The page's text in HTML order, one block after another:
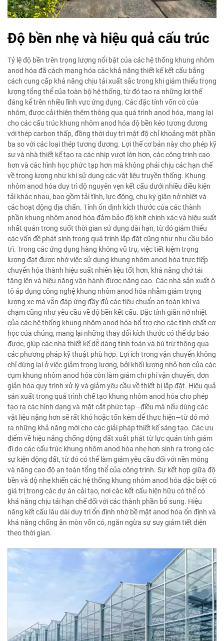
Độ bền nhẹ và hiệu quả cấu trúc
Tỷ lệ độ bền trên trọng lượng nổi bật của các hệ thống khung nhôm
anod hóa đã cách mạng hóa các khả năng thiết kế kết cấu bằng
cách cung cấp khả năng chịu tải xuất sắc trong khi giảm thiểu trọng
lượng tổng thể của toàn bộ hệ thống, từ đó tạo ra những lợi thế
đáng kể trên nhiều lĩnh vực ứng dụng. Các đặc tính vốn có của
nhôm, được cải thiện thêm thông qua quá trình anod hóa, mang lại
cho các cấu trúc khung nhôm anod hóa độ bền kéo tương đương
với thép carbon thấp, đồng thời duy trì mật độ chỉ khoảng một phần
ba so với các loại thép tương đương. Lợi thế cơ bản này cho phép kỹ
sư và nhà thiết kế tạo ra các nhịp vượt lớn hơn, các công trình cao
hơn và các hình học phức tạp hơn mà không phải chịu các hạn chế
về trọng lượng như khi sử dụng các vật liệu truyền thống. Khung
nhôm anod hóa duy trì độ nguyên vẹn kết cấu dưới nhiều điều kiện
tải khác nhau, bao gồm tải tĩnh, lực động, chu kỳ giãn nở nhiệt và
các hoạt động địa chấn. Tính ổn định kích thước của các thành
phần khung nhôm anod hóa đảm bảo độ khít chính xác và hiệu suất
nhất quán trong suốt thời gian sử dụng dài hạn, từ đó giảm thiểu
các vấn đề phát sinh trong quá trình lắp đặt cũng như nhu cầu bảo
trì. Trong các ứng dụng hàng không vũ trụ, việc tiết kiệm trọng
lượng đạt được nhờ việc sử dụng khung nhôm anod hóa trực tiếp
chuyển hóa thành hiệu suất nhiên liệu tốt hơn, khả năng chở tải
tăng lên và hiệu năng vận hành được nâng cao. Các nhà sản xuất ô
tô áp dụng công nghệ khung nhôm anod hóa nhằm giảm trọng
lượng xe mà vẫn đáp ứng đầy đủ các tiêu chuẩn an toàn khi va
chạm cũng như yêu cầu về độ bền kết cấu. Đặc tính giãn nở nhiệt
của các hệ thống khung nhôm anod hóa bổ trợ cho các tính chất cơ
học của chúng, mang lại những thay đổi kích thước có thể dự báo
được, giúp các nhà thiết kế dễ dàng tính toán và bù trừ thông qua
các phương pháp kỹ thuật phù hợp. Lợi ích trong vận chuyển không
chỉ dừng lại ở việc giảm trọng lượng, bởi khối lượng nhỏ hơn của các
cụm khung nhôm anod hóa còn làm giảm chi phí vận chuyển, đơn
giản hóa quy trình xử lý và giảm yêu cầu về thiết bị lắp đặt. Hiệu quả
sản xuất trong quá trình chế tạo khung nhôm anod hóa cho phép
tạo ra các hình dạng và mặt cắt phức tạp—điều mà nếu dùng các
vật liệu nặng hơn sẽ rất khó hoặc tốn kém để thực hiện—từ đó mở
ra những khả năng mới cho các giải pháp thiết kế sáng tạo. Các ưu
điểm về hiệu năng chống động đất xuất phát từ lực quán tính giảm
đi do các cấu trúc khung nhôm anod hóa nhẹ hơn sinh ra trong các
sự kiện động đất, từ đó có thể làm giảm yêu cầu đối với nền móng
và nâng cao độ an toàn tổng thể của công trình. Sự kết hợp giữa độ
bền và độ nhẹ khiến các hệ thống khung nhôm anod hóa đặc biệt có
giá trị trong các dự án cải tạo, nơi các kết cấu hiện hữu có thể có
khả năng chịu tải hạn chế đối với các thành phần bổ sung. Hiệu
năng kết cấu lâu dài duy trì ổn định nhờ bề mặt anod hóa ổn định và
khả năng chống ăn mòn vốn có, ngăn ngừa sự suy giảm tiết diện
theo thời gian.